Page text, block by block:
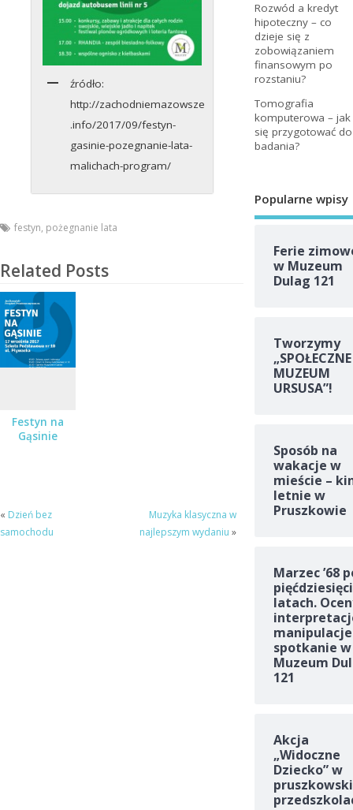
źródło:
http://zachodniemazowsze
.info/2017/09/festyn-
gasinie-pozegnanie-lata-
malichach-program/
festyn, pożegnanie lata
Related Posts
Festyn na
Gąsinie
« Dzień bez
samochodu
Muzyka klasyczna w
najlepszym wydaniu »
Rozwód a kredyt
hipoteczny – co
dzieje się z
zobowiązaniem
finansowym po
rozstaniu?
Tomografia
komputerowa – jak
się przygotować do
badania?
Popularne wpisy
Ferie
w Muzeum
Dulag 121
Tworzymy
„SPOŁECZNE
MUZEUM
URSUSA”!
Sposób na
wakacje w
mieście –
letnie w
Pruszkowie
Marzec ’68
latach.
spotkanie w
Muzeum
121
Akcja
„Widoczne
Dziecko” w